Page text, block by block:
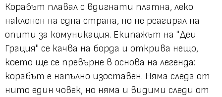
Корабът плавал с вдигнати платна, леко
наклонен на една страна, но не реагирал на
опити за комуникация. Екипажът на "Деи
Грация" се качва на борда и открива нещо,
което ще се превърне в основа на легенда:
корабът е напълно изоставен. Няма следа от
нито един човек, но няма и видими следи от